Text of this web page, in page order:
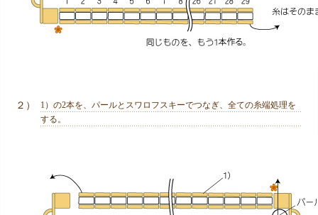
２）
1）の2本を、パールとスワロフスキーでつなぎ、全ての糸端処理を
する。